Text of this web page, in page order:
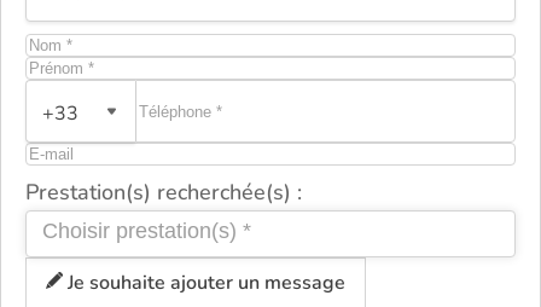
+33
Prestation(s) recherchée(s) :
Je souhaite ajouter un message